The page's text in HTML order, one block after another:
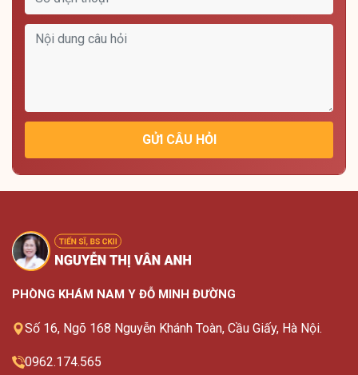
GỬI CÂU HỎI
PHÒNG KHÁM NAM Y ĐỖ MINH ĐƯỜNG
Số 16, Ngõ 168 Nguyễn Khánh Toàn, Cầu Giấy, Hà Nội.
0962.174.565